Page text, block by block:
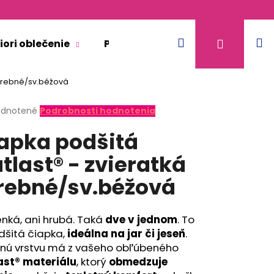
oblečenie Pre dospelých Doplnkový
Hľadať
sv.béžová
Podrobnosti hodnotenia
podšitá
- zvieratká
sv.béžová
ani hrubá. Taká dve v jednom. To
čiapka, ideálna na jar či jeseň.
vrstvu má z vašeho obľúbeného
materiálu, ktorý obmedzuje
TENKÉ VÝSTRIH U